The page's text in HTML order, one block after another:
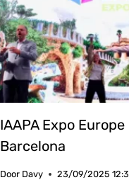
IAAPA Expo
Barcelona
Door Davy 23/09/2025